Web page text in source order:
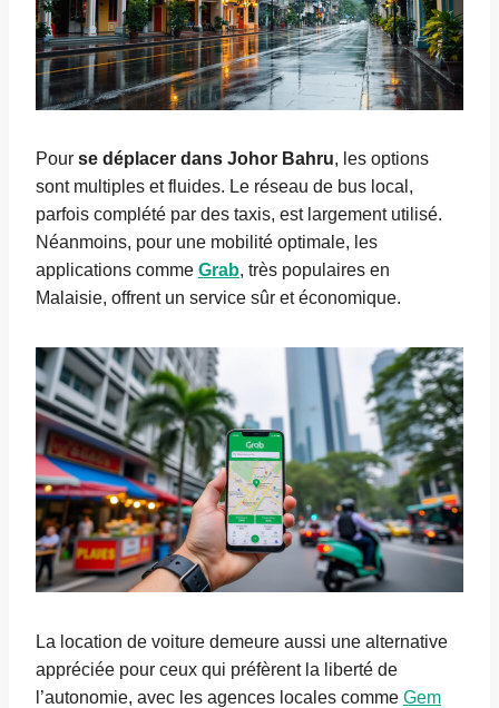
Pour se déplacer dans Johor Bahru, les options
sont multiples et fluides. Le réseau de bus local,
parfois complété par des taxis, est largement utilisé.
Néanmoins, pour une mobilité optimale, les
applications comme Grab, très populaires en
Malaisie, offrent un service sûr et économique.
La location de voiture demeure aussi une alternative
appréciée pour ceux qui préfèrent la liberté de
l’autonomie, avec les agences locales comme Gem